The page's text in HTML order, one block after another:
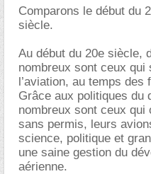
Comparons le début du
siècle.
Au début du 20e siècle,
nombreux sont ceux qui
l’aviation, au temps des
Grâce aux politiques du
nombreux sont ceux qui
sans permis, leurs
science, politique et
une saine gestion du
aérienne.